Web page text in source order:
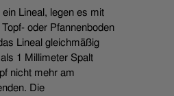
Lineal, legen es mit
oder Pfannenboden
Lineal gleichmäßig
1 Millimeter Spalt
nicht mehr am
Die